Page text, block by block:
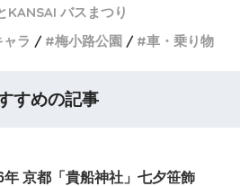
バスまつり
ラ 梅小路公園 車・乗り物
すめの記事
年 京都「貴船神社」七夕笹飾